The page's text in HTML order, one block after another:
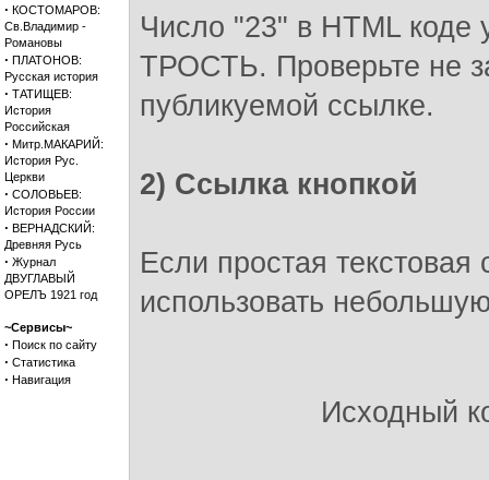
· КОСТОМАРОВ:
Св.Владимир -
Романовы
· ПЛАТОНОВ:
Русская история
· ТАТИЩЕВ:
История
Российская
· Митр.МАКАРИЙ:
История Рус.
Церкви
· СОЛОВЬЕВ:
История России
· ВЕРНАДСКИЙ:
Древняя Русь
· Журнал
ДВУГЛАВЫЙ
ОРЕЛЪ 1921 год
~Сервисы~
· Поиск по сайту
· Статистика
· Навигация
Число "23" в HTML
ТРОСТЬ. Проверьте не
публикуемой ссылке.
2) Ссылка кнопкой
Если простая
использовать
Исходный